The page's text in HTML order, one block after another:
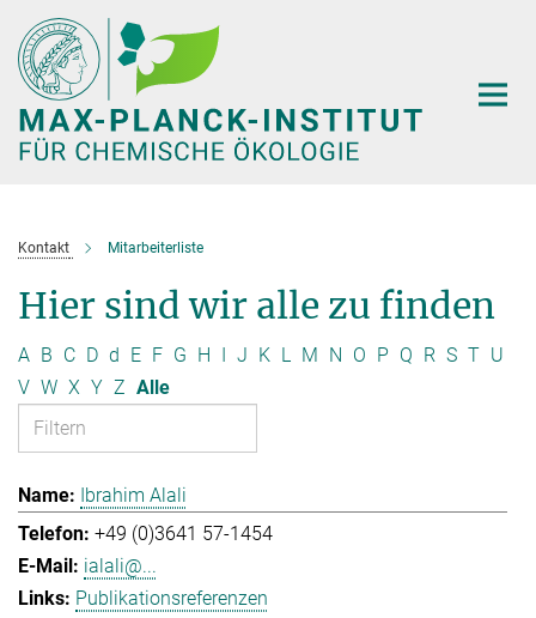
Hauptinhalt
Kontakt Mitarbeiterliste
Hier sind wir alle zu finden
A B C D d E F G H I J K L M N O P Q R S T U
V W X Y Z Alle
Ibrahim Alali
+49 (0)3641 57-1454
ialali@...
Publikationsreferenzen